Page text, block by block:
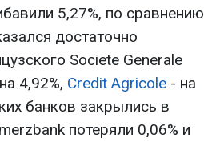
5,27%, по сравнению
достаточно
Societe Generale
4,92%, Credit Agricole - на
банков закрылись в
потеряли 0,06% и